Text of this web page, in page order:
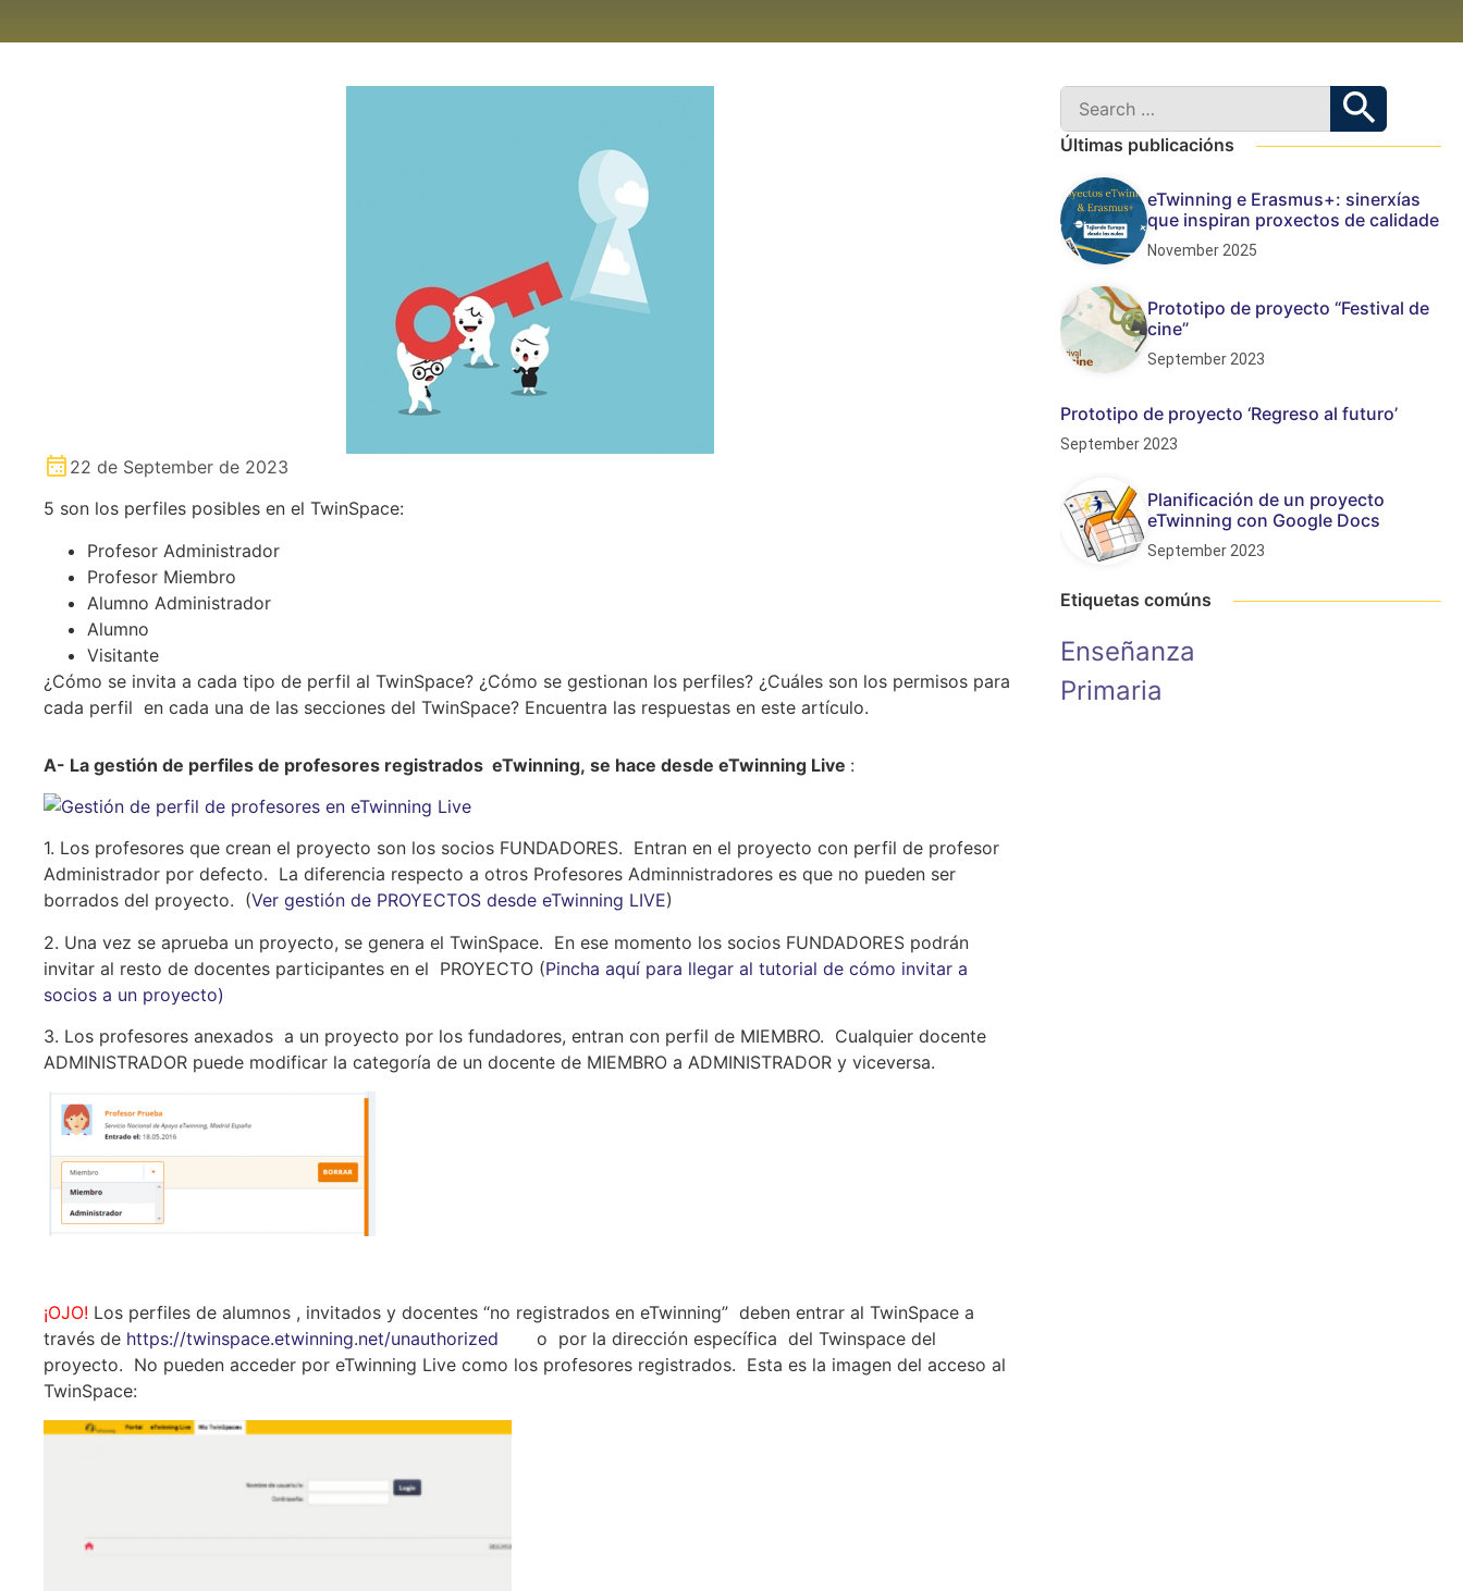
22 de September de 2023
5 son los perfiles posibles en el TwinSpace:
Profesor Administrador
Profesor Miembro
Alumno Administrador
Alumno
Visitante
¿Cómo se invita a cada tipo de perfil al TwinSpace? ¿Cómo se gestionan los perfiles? ¿Cuáles son los permisos para
cada perfil en cada una de las secciones del TwinSpace? Encuentra las respuestas en este artículo.
A- La gestión de perfiles de profesores registrados eTwinning, se hace desde eTwinning Live :
1. Los profesores que crean el proyecto son los socios FUNDADORES. Entran en el proyecto con perfil de profesor
Administrador por defecto. La diferencia respecto a otros Profesores Adminnistradores es que no pueden ser
borrados del proyecto. (Ver gestión de PROYECTOS desde eTwinning LIVE)
2. Una vez se aprueba un proyecto, se genera el TwinSpace. En ese momento los socios FUNDADORES podrán
invitar al resto de docentes participantes en el PROYECTO (Pincha aquí para llegar al tutorial de cómo invitar a
socios a un proyecto)
3. Los profesores anexados a un proyecto por los fundadores, entran con perfil de MIEMBRO. Cualquier docente
ADMINISTRADOR puede modificar la categoría de un docente de MIEMBRO a ADMINISTRADOR y viceversa.
¡OJO! Los perfiles de alumnos , invitados y docentes “no registrados en eTwinning” deben entrar al TwinSpace a
través de https://twinspace.etwinning.net/unauthorized
o por la dirección específica del Twinspace del
proyecto. No pueden acceder por eTwinning Live como los profesores registrados. Esta es la imagen del acceso al
TwinSpace:
Últimas publicacións
eTwinning e Erasmus+: sinerxías
que inspiran proxectos de calidade
November 2025
Prototipo de proyecto “Festival de
cine”
September 2023
Prototipo de proyecto ‘Regreso al futuro’
September 2023
Planificación de un proyecto
eTwinning con Google Docs
September 2023
Etiquetas comúns
Enseñanza
Primaria